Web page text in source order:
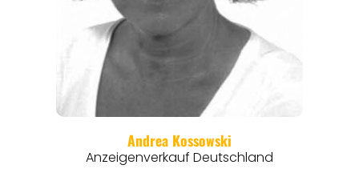
REISEFÜHRER
REISEMAGAZINE
THEMEN